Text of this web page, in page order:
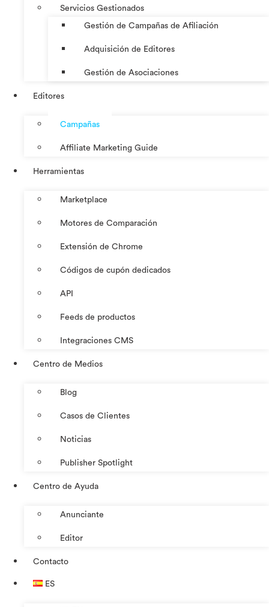
Servicios Gestionados
Gestión de Campañas de Afiliación
Adquisición de Editores
Gestión de Asociaciones
Editores
Campañas
Affiliate Marketing Guide
Herramientas
Marketplace
Motores de Comparación
Extensión de Chrome
Códigos de cupón dedicados
API
Feeds de productos
Integraciones CMS
Centro de Medios
Blog
Casos de Clientes
Noticias
Publisher Spotlight
Centro de Ayuda
Anunciante
Editor
Contacto
ES